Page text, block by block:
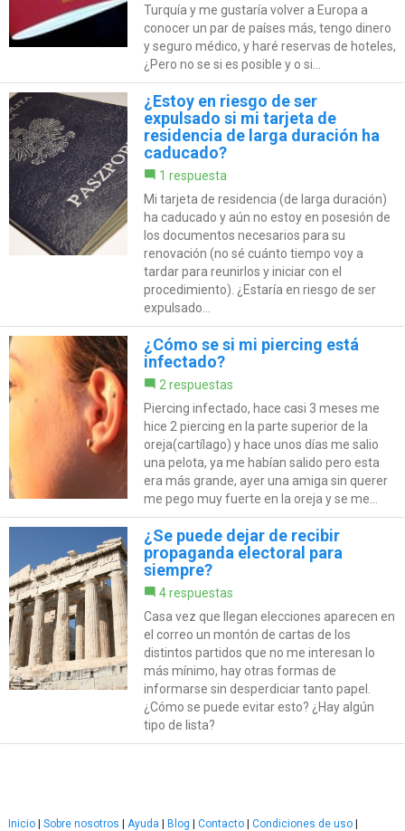
Turquía y me gustaría volver a Europa a
conocer un par de países más, tengo dinero
y seguro médico, y haré reservas de hoteles,
¿Pero no se si es posible y o si...
¿Estoy en riesgo de ser
expulsado si mi tarjeta de
residencia de larga duración ha
caducado?
1 respuesta
Mi tarjeta de residencia (de larga duración)
ha caducado y aún no estoy en posesión de
los documentos necesarios para su
renovación (no sé cuánto tiempo voy a
tardar para reunirlos y iniciar con el
procedimiento). ¿Estaría en riesgo de ser
expulsado...
¿Cómo se si mi piercing está
infectado?
2 respuestas
Piercing infectado, hace casi 3 meses me
hice 2 piercing en la parte superior de la
oreja(cartílago) y hace unos días me salio
una pelota, ya me habían salido pero esta
era más grande, ayer una amiga sin querer
me pego muy fuerte en la oreja y se me...
¿Se puede dejar de recibir
propaganda electoral para
siempre?
4 respuestas
Casa vez que llegan elecciones aparecen en
el correo un montón de cartas de los
distintos partidos que no me interesan lo
más mínimo, hay otras formas de
informarse sin desperdiciar tanto papel.
¿Cómo se puede evitar esto? ¿Hay algún
tipo de lista?
Inicio Sobre nosotros Ayuda Blog Contacto Condiciones de uso